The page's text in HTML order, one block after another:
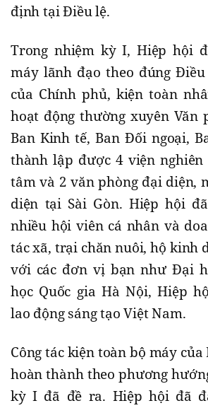
định tại Điều lệ.
Trong nhiệm kỳ I, Hiệp hội
máy lãnh đạo theo đúng
của Chính phủ, kiện toàn
hoạt động thường xuyên Văn
Ban Kinh tế, Ban Đối ngoại,
thành lập được 4 viện
tâm và 2 văn phòng đại diện,
diện tại Sài Gòn. Hiệp hội
nhiều hội viên cá nhân và
tác xã, trại chăn nuôi, hộ kinh
với các đơn vị bạn như Đại
học Quốc gia Hà Nội, Hiệp
lao động sáng tạo Việt Nam.
Công tác kiện toàn bộ máy
hoàn thành theo phương
kỳ I đã đề ra. Hiệp hội đã